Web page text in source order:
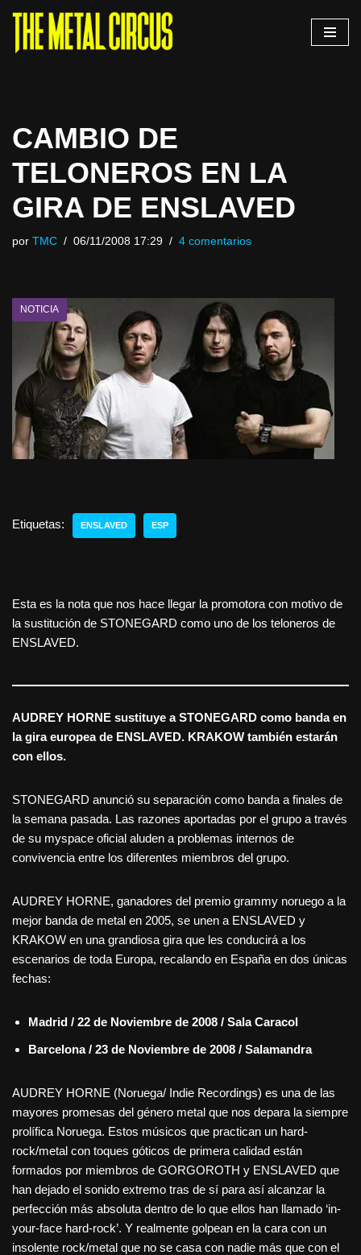
Saltar
CAMBIO DE
TELONEROS EN LA
GIRA DE ENSLAVED
por TMC 06/11/2008 17:29 4 comentarios
NOTICIA
Etiquetas: ENSLAVED ESP
Esta es la nota que nos hace llegar la promotora con motivo de
la sustitución de STONEGARD como uno de los teloneros de
ENSLAVED.
AUDREY HORNE sustituye a STONEGARD como banda en
la gira europea de ENSLAVED. KRAKOW también estarán
con ellos.
STONEGARD anunció su separación como banda a finales de
la semana pasada. Las razones aportadas por el grupo a través
de su myspace oficial aluden a problemas internos de
convivencia entre los diferentes miembros del grupo.
AUDREY HORNE, ganadores del premio grammy noruego a la
mejor banda de metal en 2005, se unen a ENSLAVED y
KRAKOW en una grandiosa gira que les conducirá a los
escenarios de toda Europa, recalando en España en dos únicas
fechas:
Madrid / 22 de Noviembre de 2008 / Sala Caracol
Barcelona / 23 de Noviembre de 2008 / Salamandra
AUDREY HORNE (Noruega/ Indie Recordings) es una de las
mayores promesas del género metal que nos depara la siempre
prolífica Noruega. Estos músicos que practican un hard-
rock/metal con toques góticos de primera calidad están
formados por miembros de GORGOROTH y ENSLAVED que
han dejado el sonido extremo tras de sí para así alcanzar la
perfección más absoluta dentro de lo que ellos han llamado ‘in-
your-face hard-rock’. Y realmente golpean en la cara con un
insolente rock/metal que no se casa con nadie más que con el